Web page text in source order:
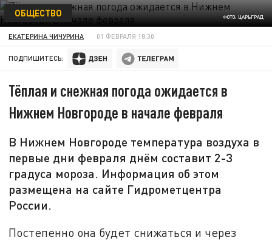
ФОТО: ЦАРЬГРАД
ОБЩЕСТВО
ЕКАТЕРИНА ЧИЧУРИНА 01 ФЕВРАЛЯ 18:30
ПОДПИШИТЕСЬ:
Тёплая и снежная погода ожидается в
Нижнем Новгороде в начале февраля
В Нижнем Новгороде температура воздуха в
первые дни февраля днём составит 2-3
градуса мороза. Информация об этом
размещена на сайте Гидрометцентра
России.
Постепенно она будет снижаться и через